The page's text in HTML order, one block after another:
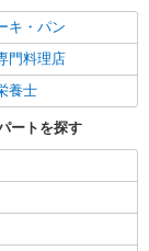
キ・パン
門料理店
養士
ートを探す